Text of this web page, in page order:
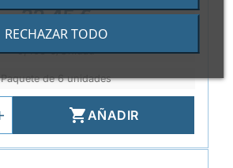
RECHAZAR TODO
32,45 €
5,408 €/Unidad
Paquete de 6 unidades
AÑADIR